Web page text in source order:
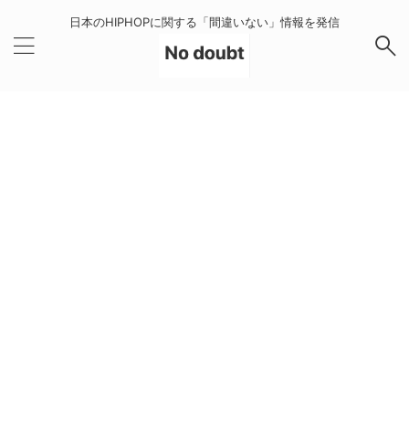
日本のHIPHOPに関する「間違いない」情報を発信